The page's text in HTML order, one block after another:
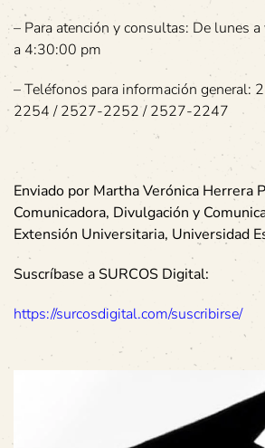
– Para atención y consultas: De lunes
a 4:30:00 pm
– Teléfonos para información
2254 / 2527-2252 / 2527-2247
Enviado por Martha Verónica Herrera
Comunicadora, Divulgación y
Extensión Universitaria, Universidad
Suscríbase a SURCOS Digital:
https://surcosdigital.com/suscribirse/